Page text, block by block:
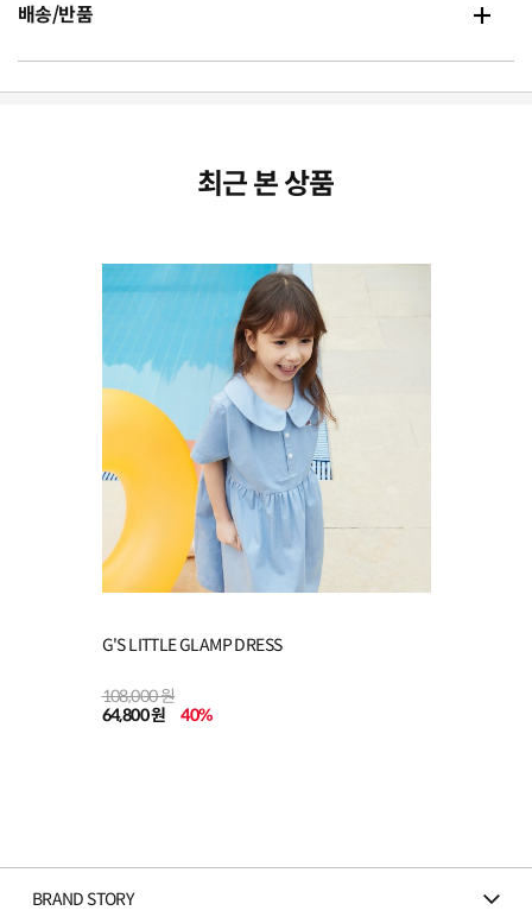
배송/반품
최근 본 상품
G'S LITTLE GLAMP DRESS
108,000 원
64,800 원
40%
BRAND STORY